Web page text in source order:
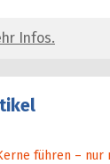
Infos.
führen – nur